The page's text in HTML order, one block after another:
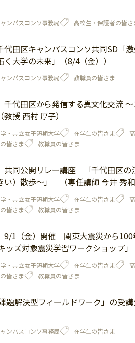
ンパスコンソ事務局 高校生・保護者の皆さ
代田区キャンパスコンソ共同SD「
く大学の未来」（8/4（金））
ンパスコンソ事務局 教職員の皆さま
千代田区から発信する異文化交流
授 西村 厚子）
・共立女子短期大学 在学生の皆さま
皆さま
教職員の皆さま
共同公開リレー講座 「千代田区
い）散歩～」 （専任講師 今井 秀和
・共立女子短期大学 在学生の皆さま
皆さま
教職員の皆さま
9/1（金）開催 関東大震災から
ッズ対象震災学習ワークショップ」
・共立女子短期大学 在学生の皆さま
皆さま
教職員の皆さま
題解決型フィールドワーク」の受
ンパスコンソ事務局 在学生の皆さま